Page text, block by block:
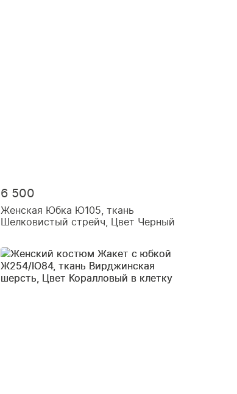
6 500
Женская Юбка Ю105, ткань
Шелковистый стрейч, Цвет Черный